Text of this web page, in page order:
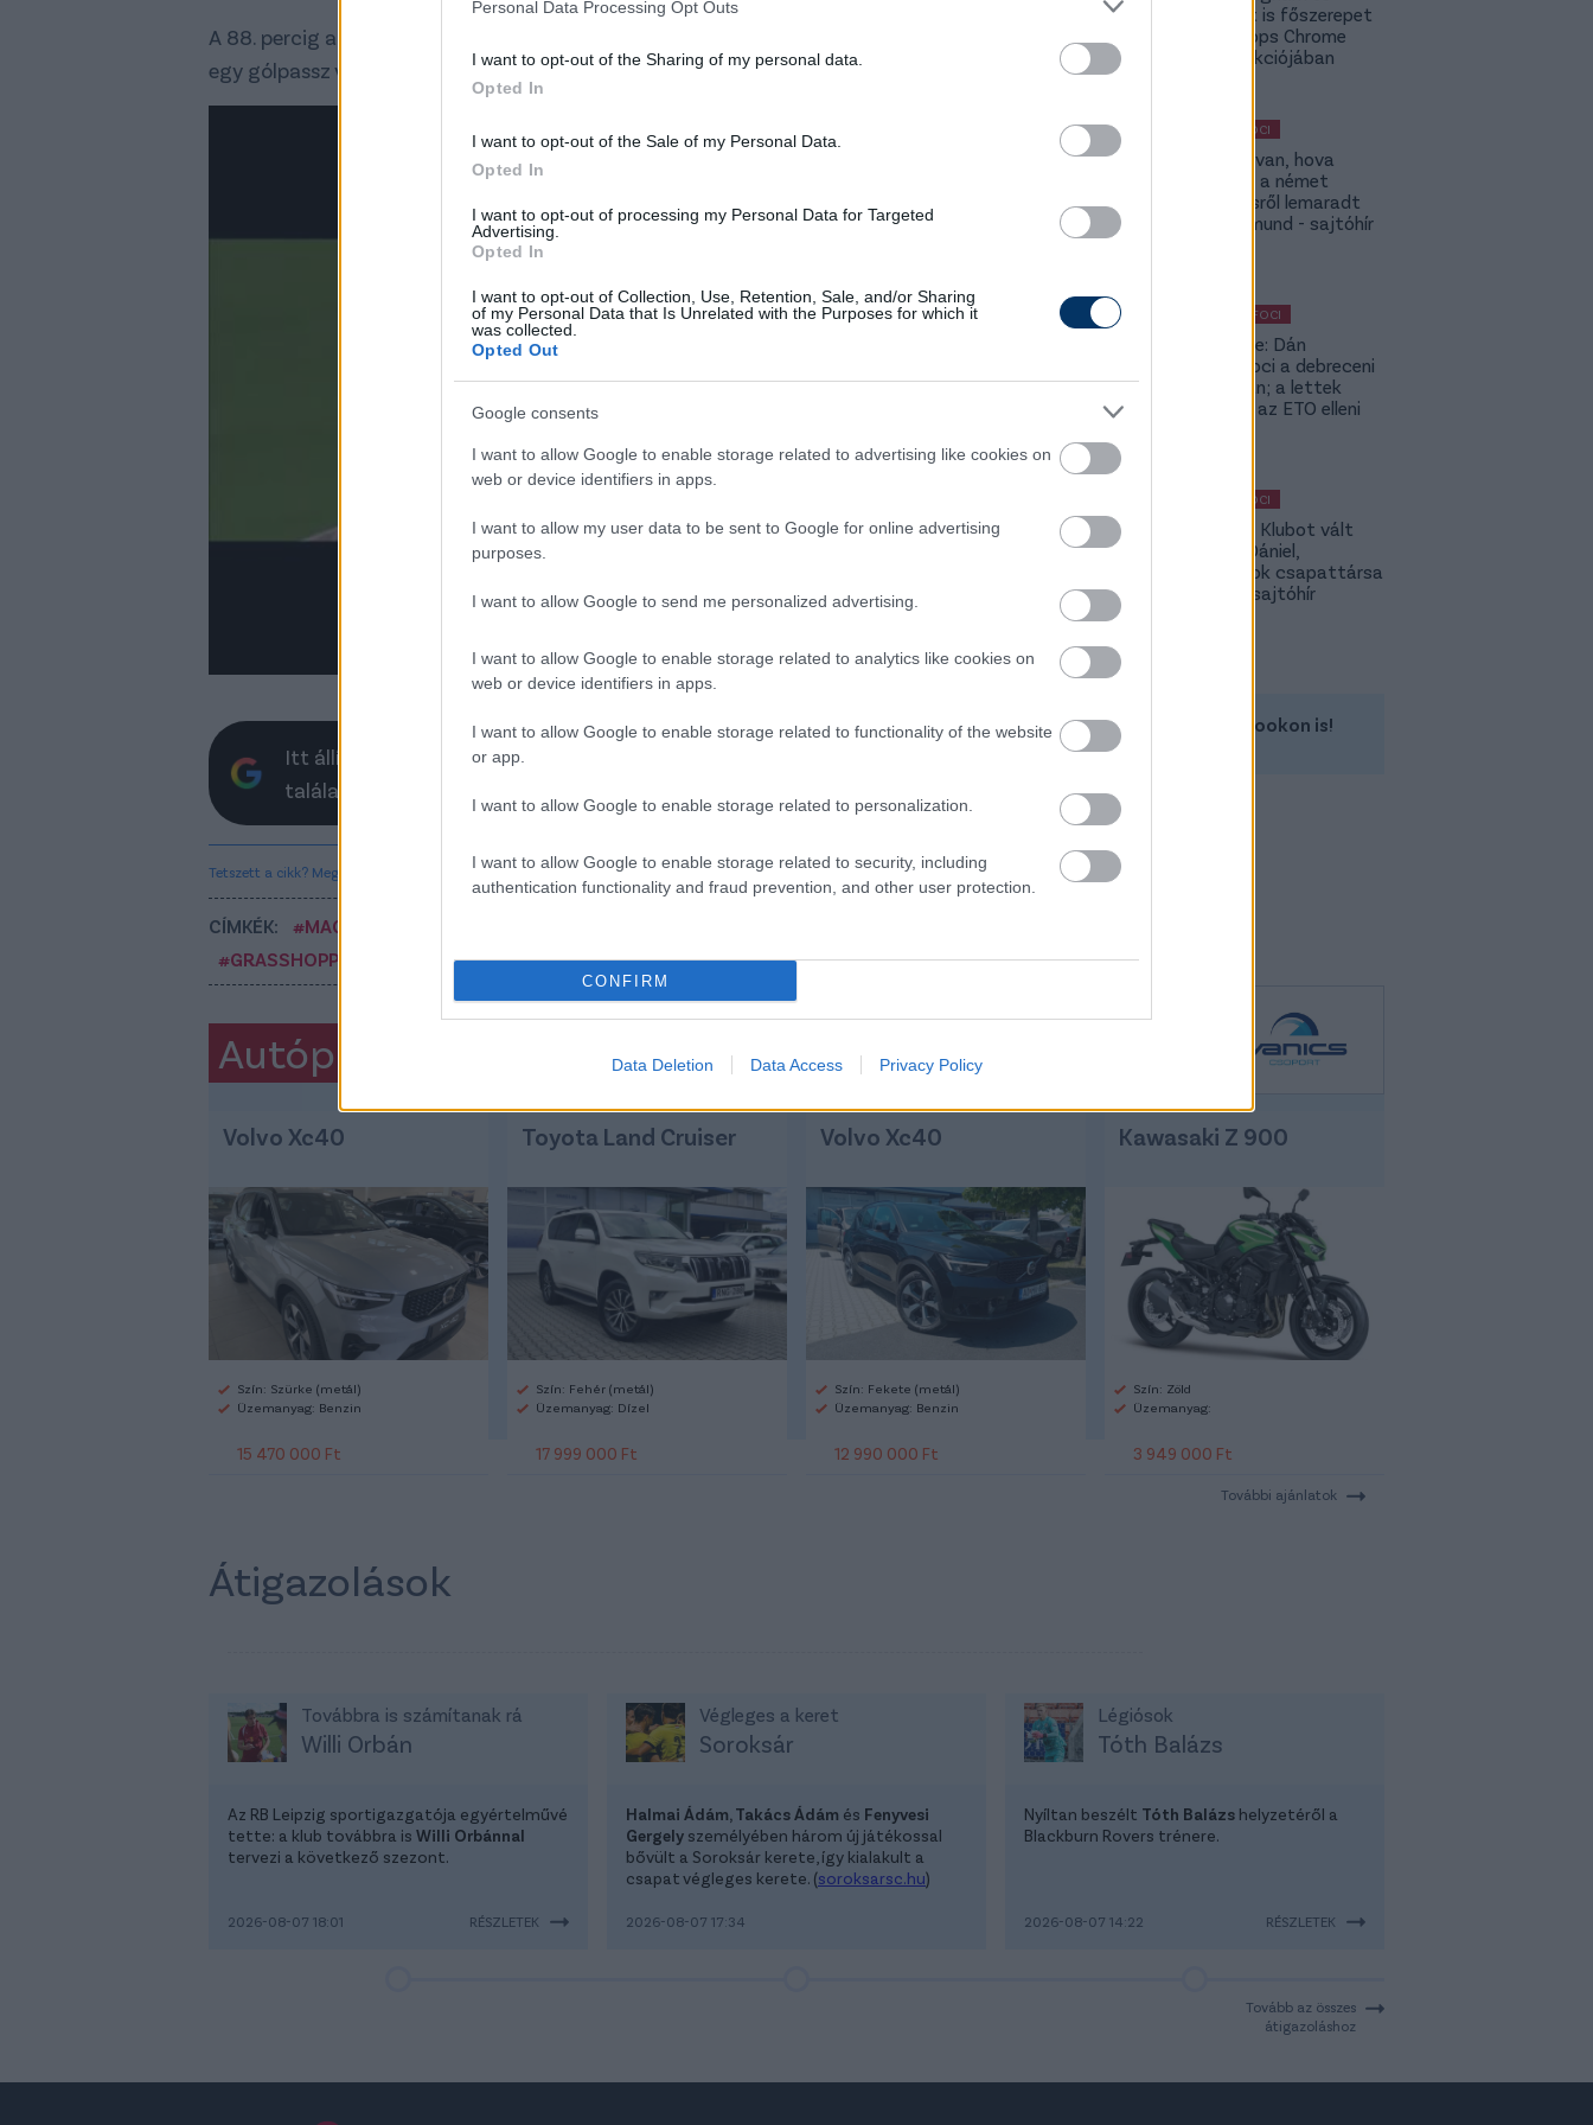
Personal Data Processing Opt Outs
I want to opt-out of the Sharing of my personal data.
Opted In
I want to opt-out of the Sale of my Personal Data.
Opted In
I want to opt-out of processing my Personal Data for Targeted
Advertising.
Opted In
I want to opt-out of Collection, Use, Retention, Sale, and/or Sharing
of my Personal Data that Is Unrelated with the Purposes for which it
was collected.
Opted Out
Google consents
I want to allow Google to enable storage related to advertising like cookies on
web or device identifiers in apps.
I want to allow my user data to be sent to Google for online advertising
purposes.
I want to allow Google to send me personalized advertising.
I want to allow Google to enable storage related to analytics like cookies on
web or device identifiers in apps.
I want to allow Google to enable storage related to functionality of the website
or app.
I want to allow Google to enable storage related to personalization.
I want to allow Google to enable storage related to security, including
authentication functionality and fraud prevention, and other user protection.
CONFIRM
Data Deletion Data Access Privacy Policy
A 88. percig a pályán lévő
egy gólpassz volt a mérlege.
Itt állíthatod be, hogy a Csakfoci az elsők között legyen a Google-
találatokban
Tetszett a cikk? Megosztanád? Link másolása Email küldés
CÍMKÉK: #MAGYAR FOCI
#GRASSHOPPERS
Budapest is főszerepet
kap a Topps Chrome
UCC kollekciójában
MAGYAR FOCI
ETO: Megvan, hova
igazolhat a német
szerződésről lemaradt
Tóth Rajmund - sajtóhír
KÜLFÖLDI FOCI
Lapszemle: Dán
szambafoci a debreceni
szaunában; a lettek
kevesellik az ETO elleni
MAGYAR FOCI
Légiósok: Klubot vált
Gazdag Dániel,
világbajnok csapattársa
is lehet - sajtóhír
Kövess minket a Facebookon is!
Autópiac
Volvo Xc40
Szín: Szürke (metál)
Üzemanyag: Benzin
15 470 000 Ft
Toyota Land Cruiser
Szín: Fehér (metál)
Üzemanyag: Dízel
17 999 000 Ft
Volvo Xc40
Szín: Fekete (metál)
Üzemanyag: Benzin
12 990 000 Ft
Kawasaki Z 900
Szín: Zöld
Üzemanyag:
3 949 000 Ft
További ajánlatok
Átigazolások
Továbbra is számítanak rá
Willi Orbán
Az RB Leipzig sportigazgatója egyértelművé
tette: a klub továbbra is Willi Orbánnal
tervezi a következő szezont.
2026-08-07 18:01 RÉSZLETEK
Végleges a keret
Soroksár
Halmai Ádám, Takács Ádám és Fenyvesi
Gergely személyében három új játékossal
bővült a Soroksár kerete, így kialakult a
csapat végleges kerete. (soroksarsc.hu)
2026-08-07 17:34
Légiósok
Tóth Balázs
Nyíltan beszélt Tóth Balázs helyzetéről a
Blackburn Rovers trénere.
2026-08-07 14:22 RÉSZLETEK
Tovább az összes
átigazoláshoz